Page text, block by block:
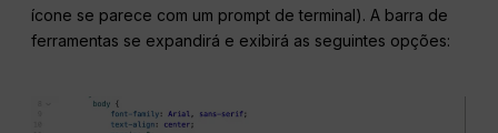
ícone se parece com um prompt de terminal). A barra de
ferramentas se expandirá e exibirá as seguintes opções: